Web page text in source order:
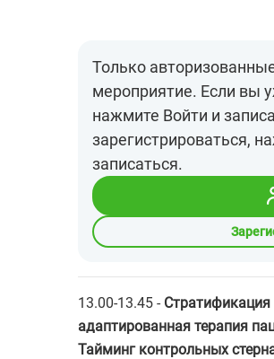
Только
мероприятие. Если вы
нажмите Войти и
зарегистрироваться,
записаться.
13.00-13.45 - Стратификация
адаптированная терапия
Тайминг контрольных